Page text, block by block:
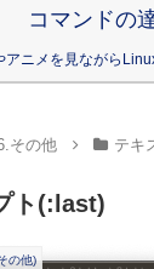
コマンドの
アニメを見ながら
その他 テキ
ト(:last)
の他)